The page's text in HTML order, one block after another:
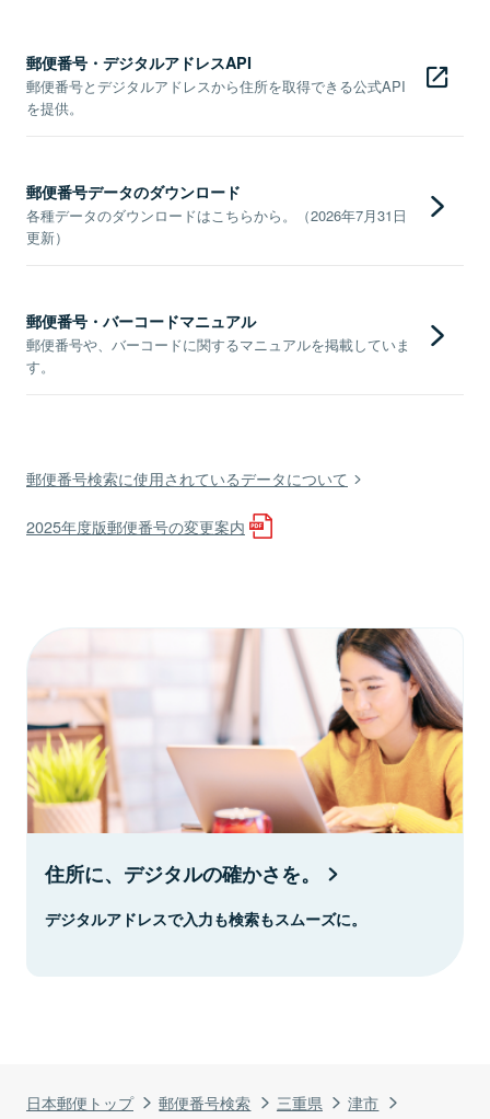
日本郵便トップ 郵便番号検索 三重県
津市
郵便番号・デジタルアドレスAPI
郵便番号とデジタルアドレスから住所を取得できる公式API
を提供。
郵便番号データのダウンロード
各種データのダウンロードはこちらから。（2026年7月31日
更新）
郵便番号・バーコードマニュアル
郵便番号や、バーコードに関するマニュアルを掲載していま
す。
郵便番号検索に使用されているデータについて
2025年度版郵便番号の変更案内
住所に、デジタルの確かさを。
デジタルアドレスで入力も検索もスムーズに。